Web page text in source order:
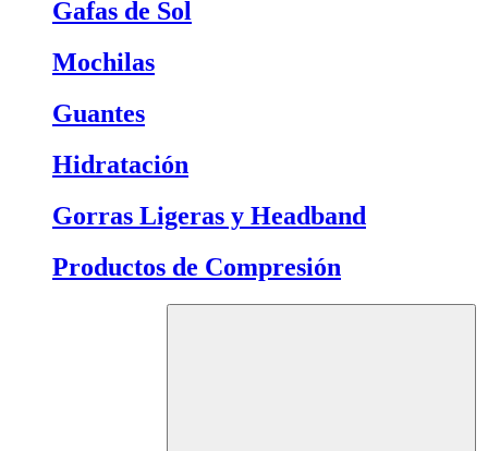
Gafas de Sol
Mochilas
Guantes
Hidratación
Gorras Ligeras y Headband
Productos de Compresión